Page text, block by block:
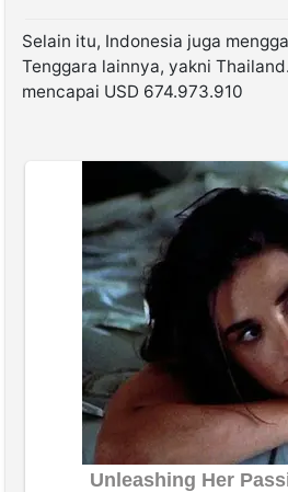
Selain itu, Indonesia juga
Tenggara lainnya, yakni
mencapai USD 674.973.910